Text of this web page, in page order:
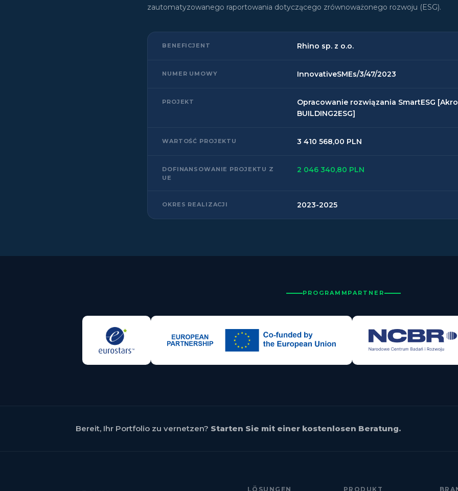
zautomatyzowanego raportowania dotyczącego zrównoważonego rozwoju (ESG).
BENEFICJENT Rhino sp. z o.o.
NUMER UMOWY InnovativeSMEs/3/47/2023
PROJEKT
Opracowanie rozwiązania SmartESG
BUILDING2ESG]
WARTOŚĆ PROJEKTU 3 410 568,00 PLN
DOFINANSOWANIE PROJEKTU Z
UE
2 046 340,80 PLN
OKRES REALIZACJI 2023-2025
PROGRAMMPARTNER
Bereit, Ihr Portfolio zu vernetzen? Starten Sie mit einer kostenlosen Beratung.
LÖSUNGEN PRODUKT